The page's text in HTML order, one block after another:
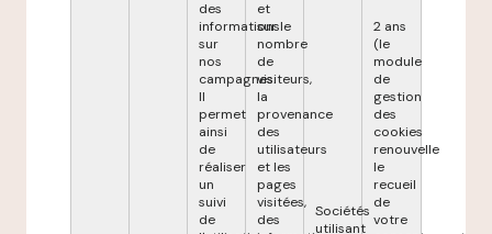
des
informations
sur
nos
campagnes.
Il
permet
ainsi
de
réaliser
un
suivi
de
et
sur le
nombre
de
visiteurs,
la
provenance
des
utilisateurs
et les
pages
visitées,
des
Sociétés
utilisant
2 ans
(le
module
de
gestion
des
cookies
renouvelle
le
recueil
de
votre